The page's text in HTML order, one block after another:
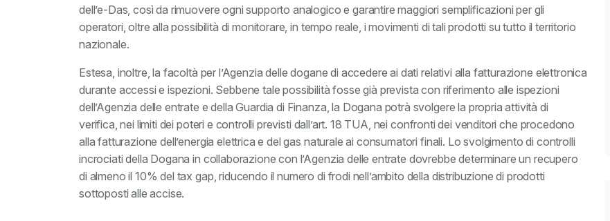
dell’e-Das, così da rimuovere ogni supporto analogico e garantire maggiori semplificazioni per gli
operatori, oltre alla possibilità di monitorare, in tempo reale, i movimenti di tali prodotti su tutto il territorio
nazionale.
Estesa, inoltre, la facoltà per l’Agenzia delle dogane di accedere ai dati relativi alla fatturazione elettronica
durante accessi e ispezioni. Sebbene tale possibilità fosse già prevista con riferimento alle ispezioni
dell’Agenzia delle entrate e della Guardia di Finanza, la Dogana potrà svolgere la propria attività di
verifica, nei limiti dei poteri e controlli previsti dall’art. 18 TUA, nei confronti dei venditori che procedono
alla fatturazione dell’energia elettrica e del gas naturale ai consumatori finali. Lo svolgimento di controlli
incrociati della Dogana in collaborazione con l’Agenzia delle entrate dovrebbe determinare un recupero
di almeno il 10% del tax gap, riducendo il numero di frodi nell’ambito della distribuzione di prodotti
sottoposti alle accise.